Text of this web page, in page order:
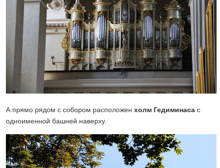
А прямо рядом с собором расположен холм Гедиминаса с
одноименной башней наверху.